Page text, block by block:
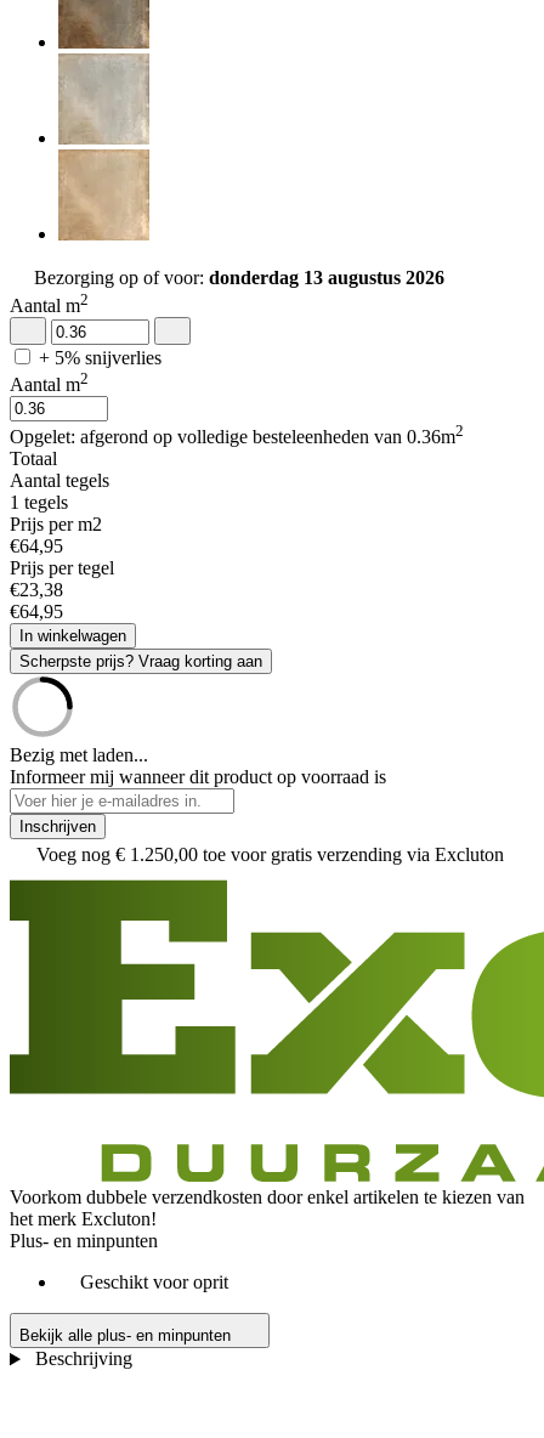
Bezorging op of voor: donderdag 13 augustus 2026
Aantal m2
+ 5% snijverlies
Aantal m2
Opgelet: afgerond op volledige besteleenheden van 0.36m2
Totaal
Aantal tegels
1 tegels
Prijs per m2
€64,95
Prijs per tegel
€23,38
€64,95
In winkelwagen
Scherpste prijs? Vraag korting aan
Bezig met laden...
Informeer mij wanneer dit product op voorraad is
Inschrijven
Voeg nog € 1.250,00 toe voor gratis verzending via Excluton
Voorkom dubbele verzendkosten door enkel artikelen te kiezen van
het merk Excluton!
Plus- en minpunten
Geschikt voor oprit
Bekijk alle plus- en minpunten
Beschrijving